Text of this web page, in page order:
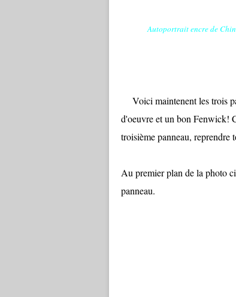
Autoportrait encre de
Voici maintenentles trois
d'oeuvre et un bon Fenwick!
troisième panneau,
Au premier plan de la photo
panneau.